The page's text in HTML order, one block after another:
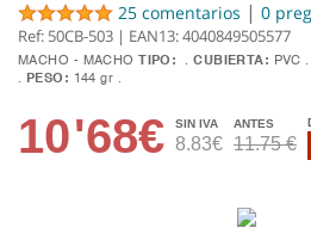
25 comentarios | 0
Ref: 50CB-503 | EAN13:4040849505577
MACHO - MACHO TIPO: CUBIERTA: PVC
PESO: 144 gr
10'68€ SIN IVA
8.83€
ANTES
11.75 €